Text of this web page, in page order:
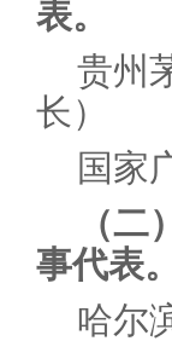
表。
贵州
长）
国家
（
事代表。
哈尔